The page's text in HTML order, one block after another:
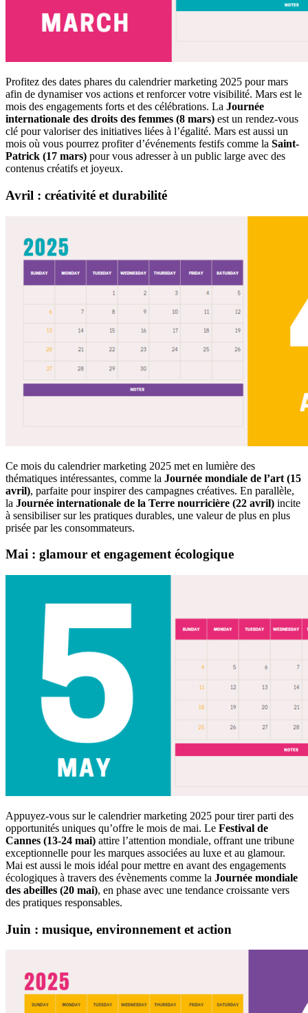
Profitez des dates phares du calendrier marketing 2025 pour mars
afin de dynamiser vos actions et renforcer votre visibilité. Mars est le
mois des engagements forts et des célébrations. La Journée
internationale des droits des femmes (8 mars) est un rendez-vous
clé pour valoriser des initiatives liées à l’égalité. Mars est aussi un
mois où vous pourrez profiter d’événements festifs comme la Saint-
Patrick (17 mars) pour vous adresser à un public large avec des
contenus créatifs et joyeux.
Avril : créativité et durabilité
Ce mois du calendrier marketing 2025 met en lumière des
thématiques intéressantes, comme la Journée mondiale de l’art (15
avril), parfaite pour inspirer des campagnes créatives. En parallèle,
la Journée internationale de la Terre nourricière (22 avril) incite
à sensibiliser sur les pratiques durables, une valeur de plus en plus
prisée par les consommateurs.
Mai : glamour et engagement écologique
Appuyez-vous sur le calendrier marketing 2025 pour tirer parti des
opportunités uniques qu’offre le mois de mai. Le Festival de
Cannes (13-24 mai) attire l’attention mondiale, offrant une tribune
exceptionnelle pour les marques associées au luxe et au glamour.
Mai est aussi le mois idéal pour mettre en avant des engagements
écologiques à travers des évènements comme la Journée mondiale
des abeilles (20 mai), en phase avec une tendance croissante vers
des pratiques responsables.
Juin : musique, environnement et action